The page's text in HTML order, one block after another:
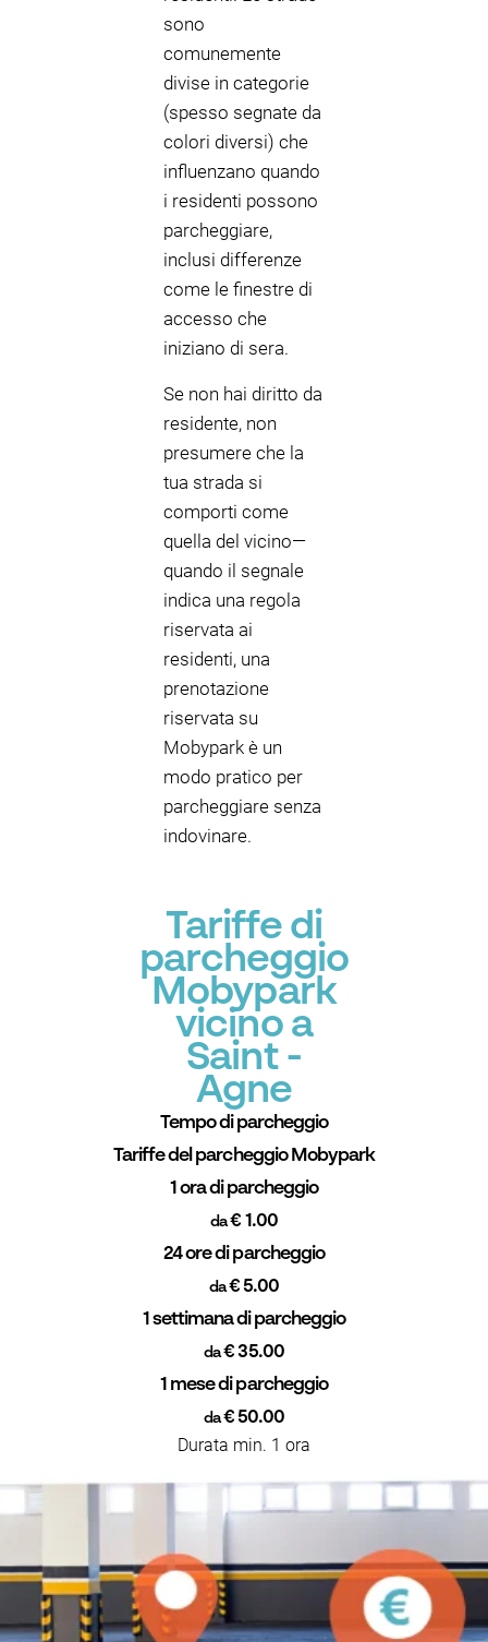
sono
comunemente
divise in categorie
(spesso segnate da
colori diversi) che
influenzano quando
i residenti possono
parcheggiare,
inclusi differenze
come le finestre di
accesso che
iniziano di sera.
Se non hai diritto da
residente, non
presumere che la
tua strada si
comporti come
quella del vicino—
quando il segnale
indica una regola
riservata ai
residenti, una
prenotazione
riservata su
Mobypark è un
modo pratico per
parcheggiare senza
indovinare.
Tariffe di
parcheggio
Mobypark
vicino a
Saint -
Agne
Tempo di parcheggio
Tariffe del parcheggio Mobypark
1 ora di parcheggio
da€ 1.00
24 ore di parcheggio
da€ 5.00
1 settimana di parcheggio
da€ 35.00
1 mese di parcheggio
da€ 50.00
Durata min. 1 ora